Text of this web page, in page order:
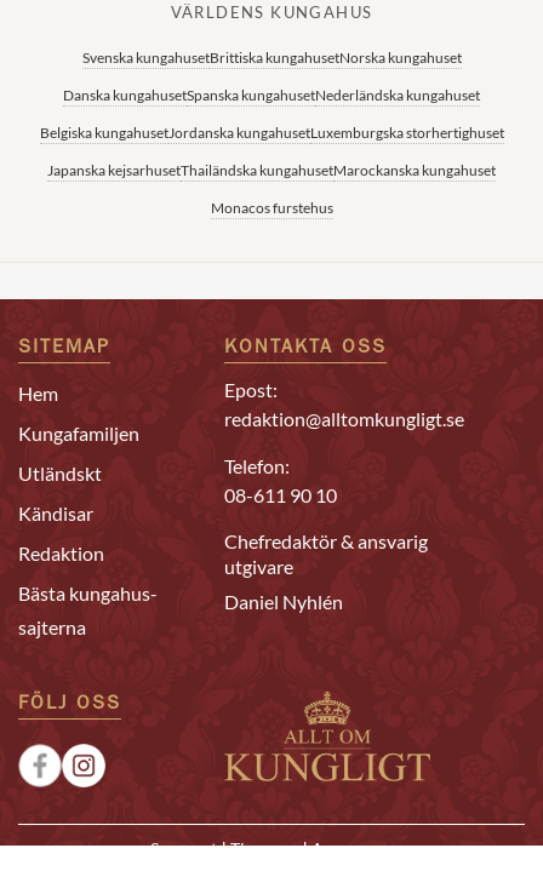
VÄRLDENS KUNGAHUS
Svenska kungahusetBrittiska kungahusetNorska kungahuset
Danska kungahusetSpanska kungahusetNederländska kungahuset
Belgiska kungahusetJordanska kungahusetLuxemburgska storhertighuset
Japanska kejsarhusetThailändska kungahusetMarockanska kungahuset
Monacos furstehus
SITEMAP
Hem
Kungafamiljen
Utländskt
Kändisar
Redaktion
Bästa kungahus-
sajterna
KONTAKTA OSS
Epost:
redaktion@alltomkungligt.se
Telefon:
08-611 90 10
Chefredaktör & ansvarig
utgivare
Daniel Nyhlén
FÖLJ OSS
Sponsrat|Tipsa oss|Annonsera